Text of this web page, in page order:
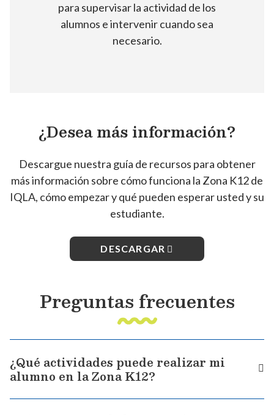
para supervisar la actividad de los
alumnos e intervenir cuando sea
necesario.
¿Desea más información?
Descargue nuestra guía de recursos para obtener
más información sobre cómo funciona la Zona K12 de
IQLA, cómo empezar y qué pueden esperar usted y su
estudiante.
DESCARGAR
Preguntas frecuentes
¿Qué actividades puede realizar mi
alumno en la Zona K12?